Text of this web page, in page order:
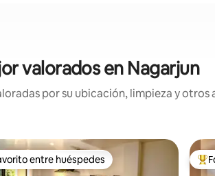
valorados en Nagarjun
por su ubicación, limpieza y otros
entre huéspedes
entre huéspedes